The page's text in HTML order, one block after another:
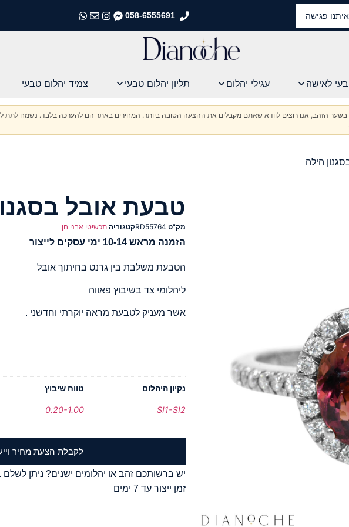
פגישה 058-6555691
התקשרו אלינו
התקשרו אלינו
התקשרו אלינו
התקשרו אלינו
לאישה עגילי יהלום תליון יהלום טבעי צמיד יהלום טבעי
בשער הזהב, אנו רוצים לוודא שאתם מקבלים את ההצעה הטובה ביותר. המחירים באתר הם להערכה בלבד. נשמח לתת
הילה
טבעת אובל
מק"ט RD55764קטגוריה תכשיטי אבני חן
הזמנה מראש 10-14 ימי עסקים לייצור
הטבעת משלבת בין גרנט בחיתוך אובל
ליהלומי צד בשיבוץ פאווה
אשר מעניק לטבעת מראה יוקרתי וחדשני .
נקיון היהלום
SI1-SI2
טווח שיבוץ
0.20-1.00
לקבלת הצעת מחיר
יש ברשותכם זהב או יהלומים ישנים? ניתן לשלם
זמן ייצור עד 7 ימים